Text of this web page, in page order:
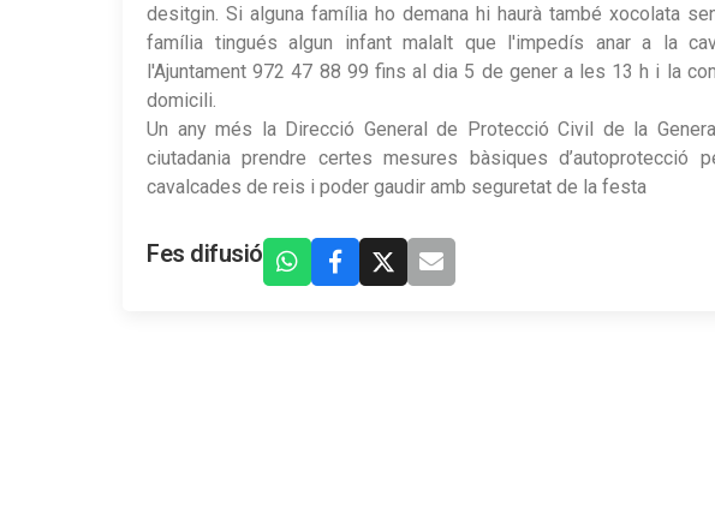
desitgin. Si alguna família ho demana hi haurà també xocolata
família tingués algun infant malalt que l'impedís anar a la
l'Ajuntament 972 47 88 99 fins al dia 5 de gener a les 13 h i la
domicili.
Un any més la Direcció General de Protecció Civil de la
ciutadania prendre certes mesures bàsiques
cavalcades de reis i poder gaudir amb seguretat de la festa
Fes difusió